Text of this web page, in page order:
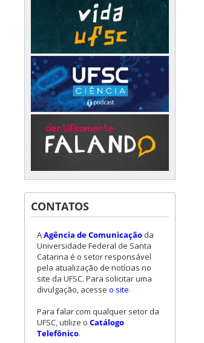
CONTATOS
AAgência de Comunicação da
Universidade Federal de Santa
Catarina é o setor responsável
pela atualização de notícias no
site da UFSC. Para solicitar uma
divulgação, acesse o site.
Para falar com qualquer setor da
UFSC, utilize o Catálogo
Telefônico.